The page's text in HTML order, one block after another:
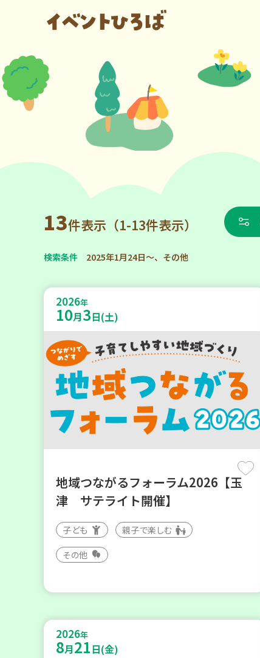
13件表示（1-13件表示）
検索条件 2025年1月24日～、その他
2026年
10月3日(土)
地域つながるフォーラム2026【玉
津 サテライト開催】
子ども 親子で楽しむ
その他
2026年
8月21日(金)